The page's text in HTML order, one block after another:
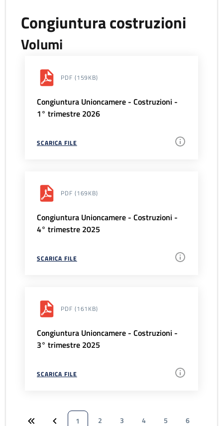
Congiuntura costruzioni
Volumi
PDF (159KB)
Congiuntura Unioncamere - Costruzioni -
1° trimestre 2026
SCARICA FILE
PDF (169KB)
Congiuntura Unioncamere - Costruzioni -
4° trimestre 2025
SCARICA FILE
PDF (161KB)
Congiuntura Unioncamere - Costruzioni -
3° trimestre 2025
SCARICA FILE
1 2 3 4 5
6